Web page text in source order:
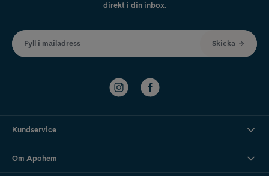
direkt i din inbox.
Fyll i mailadress Skicka
Kundservice
Om Apohem